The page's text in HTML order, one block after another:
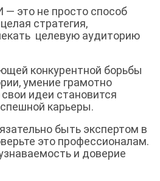
это не просто способ
стратегия,
целевую аудиторию
конкурентной борьбы
умение грамотно
идеи становится
карьеры.
быть экспертом в
это профессионалам.
и доверие